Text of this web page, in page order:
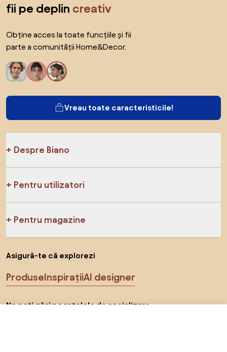
fii pe deplin creativ
Obține acces la toate funcțiile și fii
parte a comunității Home&Decor.
Vreau toate caracteristicile!
Despre Biano
Pentru utilizatori
Pentru magazine
Asigură-te că explorezi
ProduseInspirațiiAI designer
Ne poți găsi pe rețelele de socializare